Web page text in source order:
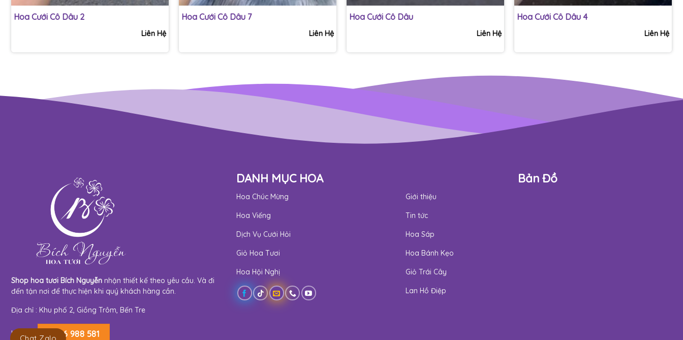
Hoa Cưới Cô Dâu 2
Liên Hệ
Hoa Cưới Cô Dâu 7
Liên Hệ
Hoa Cưới Cô Dâu
Liên Hệ
Hoa Cưới Cô Dâu 4
Liên Hệ
Shop hoa tươi Bích Nguyễn nhận thiết kế theo yêu cầu. Và đi
đến tận nơi để thực hiện khi quý khách hàng cần.
Địa chỉ : Khu phố 2, Giồng Trôm, Bến Tre
Hotline: 0966 988 581
DANH MỤC HOA
Hoa Chúc Mừng
Hoa Viếng
Dịch Vụ Cưới Hỏi
Giỏ Hoa Tươi
Hoa Hội Nghị
Giới thiệu
Tin tức
Hoa Sáp
Hoa Bánh Kẹo
Giỏ Trái Cây
Lan Hồ Điệp
Bản Đồ